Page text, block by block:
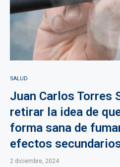
SALUD
Juan Carlos Torres
retirar la idea de
forma sana de
efectos
2 diciembre, 2024